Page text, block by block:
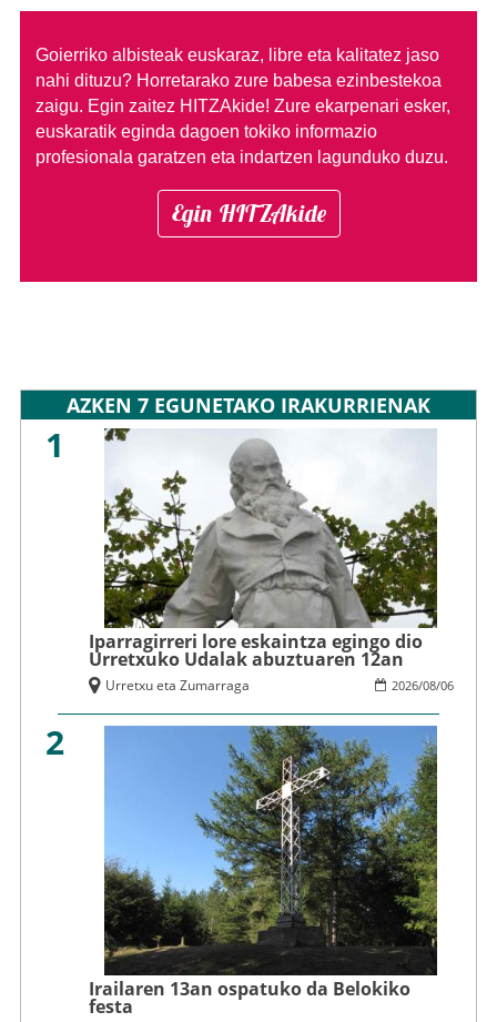
Goierriko albisteak euskaraz, libre eta kalitatez jaso
nahi dituzu? Horretarako zure babesa ezinbestekoa
zaigu. Egin zaitez HITZAkide! Zure ekarpenari esker,
euskaratik eginda dagoen tokiko informazio
profesionala garatzen eta indartzen lagunduko duzu.
Egin HITZAkide
AZKEN 7 EGUNETAKO IRAKURRIENAK
1
Iparragirreri lore eskaintza egingo dio
Urretxuko Udalak abuztuaren 12an
2026/08/06
Urretxu eta Zumarraga
2
Irailaren 13an ospatuko da Belokiko
festa